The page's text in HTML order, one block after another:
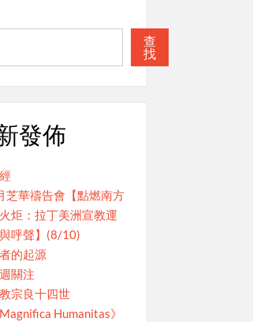
查
找
發佈
芝華禱告會【點燃南方
炬：拉丁美洲宣教運
呼聲】(8/10)
的起源
關注
宗良十四世
Magnifica Humanitas》